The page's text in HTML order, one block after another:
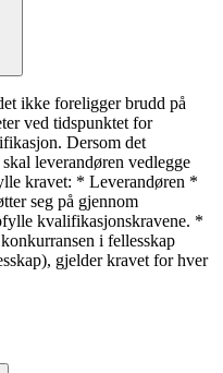
ikke foreligger brudd på
ved tidspunktet for
Dersom det
leverandøren vedlegge
kravet: * Leverandøren *
seg på gjennom
kvalifikasjonskravene. *
i fellesskap
gjelder kravet for hver